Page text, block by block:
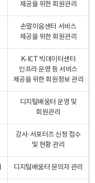
제공을 위한 회원관리
손말이음센터 서비스
제공을 위한 회원관리
K-ICT 빅데이터센터
인프라 운영 등 서비스
제공을 위한 회원정보 관리
디지털배움터 운영 및
회원관리
강사·서포터즈 신청 접수
및 현황 관리
디지털배움터 문의자 관리